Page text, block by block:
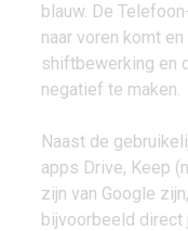
blauw. De
naar voren komt
shiftbewerking en
negatief te maken.
Naast de
apps Drive, Keep
zijn van Google
bijvoorbeeld direct